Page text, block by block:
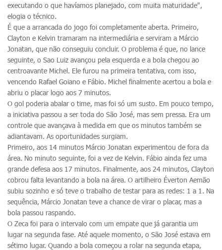
executando o que havíamos planejado, com muita maturidade",
elogia o técnico.
É que a arrancada do jogo foi completamente aberta. Primeiro,
Clayton e Kelvin tramaram na intermediária e serviram a Márcio
Jonatan, que não conseguiu concluir. O problema é que, no lance
seguinte, o Sao Luiz avançou pela esquerda e a bola chegou ao
centroavante Michel. Ele furou na primeira tentativa, com isso,
vencendo Rafael Goiano e Fábio. Michel finalmente acertou a bola e
abriu o placar logo aos 7 minutos.
O gol poderia abalar o time, mas foi só um susto. Em pouco tempo,
a iniciativa passou a ser toda do São José, mas sem pressa. Era um
controle que avançava à medida em que os minutos também se
adiantavam. As oportunidades surgiam.
Primeiro, aos 14 minutos Márcio Jonatan experimentou de fora da
área. No minuto seguinte, foi a vez de Kelvin. Fábio ainda fez uma
grande defesa aos 17 minutos. Finalmente, aos 24 minutos, Clayton
cobrou falta levantando a bola na área. O artilheiro Éverton Aemão
subiu sozinho e só teve o trabalho de testar para as redes: 1 a 1. Na
sequência, Márcio Jonatan teve a chance de virar o placar, mas a
bola passou raspando.
O Zeca foi para o intervalo com um empate que já garantia um
lugar na segunda fase. Até aquele momento, o São José estava em
sétimo lugar. Quando a bola começou a rolar na segunda etapa,